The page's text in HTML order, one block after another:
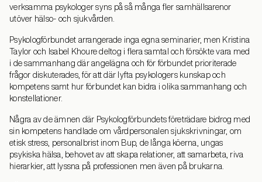
verksamma psykologer syns på så många fler samhällsarenor
utöver hälso- och sjukvården.
Psykologförbundet arrangerade inga egna seminarier, men Kristina
Taylor och Isabel Khoure deltog i flera samtal och försökte vara med
i de sammanhang där angelägna och för förbundet prioriterade
frågor diskuterades, för att där lyfta psykologers kunskap och
kompetens samt hur förbundet kan bidra i olika sammanhang och
konstellationer.
Några av de ämnen där Psykologförbundets företrädare bidrog med
sin kompetens handlade om vårdpersonalen sjukskrivningar, om
etisk stress, personalbrist inom Bup, de långa köerna, ungas
psykiska hälsa, behovet av att skapa relationer, att samarbeta, riva
hierarkier, att lyssna på professionen men även på brukarna.